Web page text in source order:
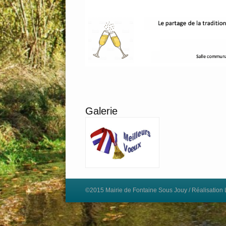
Galerie
©2015 Mairie de Fontaine Sous Jouy / Réalisation